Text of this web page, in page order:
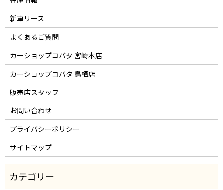
新車リース
よくあるご質問
カーショップコバタ 宮崎本店
カーショップコバタ 鳥栖店
販売店スタッフ
お問い合わせ
プライバシーポリシー
サイトマップ